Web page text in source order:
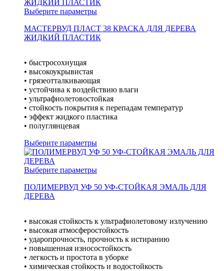
Выберите параметры
МАСТЕРВУД ПЛАСТ 38 КРАСКА ДЛЯ ДЕРЕВА
ЖИДКИЙ ПЛАСТИК
• быстросохнущая
• высокоукрывистая
• грязеотталкивающая
• устойчива к воздействию влаги
• ультрафиолетовостойкая
• стойкость покрытия к перепадам температур
• эффект жидкого пластика
• полуглянцевая
Выберите параметры
Выберите параметры
ПОЛИМЕРВУД УФ 50 УФ-СТОЙКАЯ ЭМАЛЬ ДЛЯ
ДЕРЕВА
• высокая стойкость к ультрафиолетовому излучению
• высокая атмосферостойкость
• ударопрочность, прочность к истиранию
• повышенная износостойкость
• легкость и простота в уборке
• химическая стойкость и водостойкость